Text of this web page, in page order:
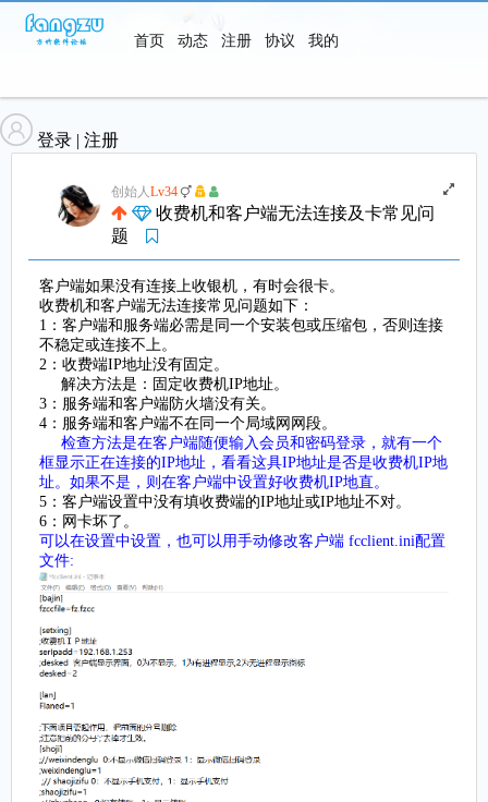
首页 动态 注册 协议 我的
登录 | 注册
创始人Lv34
收费机和客户端无法连接及卡常见问
题
客户端如果没有连接上收银机，有时会很卡。
收费机和客户端无法连接常见问题如下：
1：客户端和服务端必需是同一个安装包或压缩包，否则连接
不稳定或连接不上。
2：收费端IP地址没有固定。
解决方法是：固定收费机IP地址。
3：服务端和客户端防火墙没有关。
4：服务端和客户端不在同一个局域网网段。
检查方法是在客户端随便输入会员和密码登录，就有一个
框显示正在连接的IP地址，看看这具IP地址是否是收费机IP地
址。如果不是，则在客户端中设置好收费机IP地直。
5：客户端设置中没有填收费端的IP地址或IP地址不对。
6：网卡坏了。
可以在设置中设置，也可以用手动修改客户端 fcclient.ini配置
文件: